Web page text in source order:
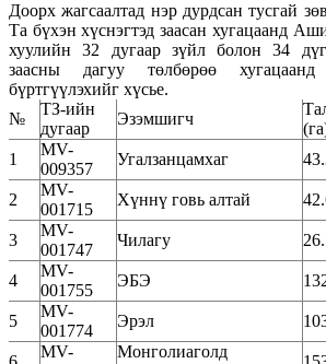
Доорх жагсаалтад нэр дурдсан тусгай
Та бүхэн хүснэгтэд заасан хугацаанд
хуулийн 32 дугаар зүйл болон 34
заасны дагуу төлбөрөө
бүртгүүлэхийг хүсье.
№
ТЗ-ийн
дугаар
Эзэмшигч
1
MV-
009357
Угалзанцамхаг
2
MV-
001715
Хүннү говь алтай
3
MV-
001747
Чилагу
4
MV-
001755
ЭБЭ
5
MV-
001774
Эрэл
MV-
Монголиаголд